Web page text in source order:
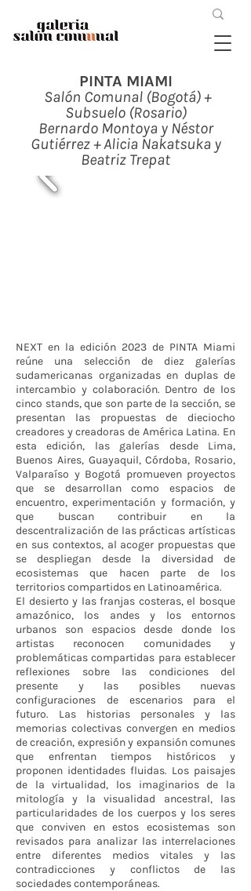
PINTA MIAMI
Salón Comunal (Bogotá) +
Subsuelo (Rosario)
Bernardo Montoya y Néstor
Gutiérrez + Alicia Nakatsuka y
Beatriz Trepat
NEXT en la edición 2023 de PINTA Miami
reúne una selección de diez galerías
sudamericanas organizadas en duplas de
intercambio y colaboración. Dentro de los
cinco stands, que son parte de la sección, se
presentan las propuestas de dieciocho
creadores y creadoras de América Latina. En
esta edición, las galerías desde Lima,
Buenos Aires, Guayaquil, Córdoba, Rosario,
Valparaíso y Bogotá promueven proyectos
que se desarrollan como espacios de
encuentro, experimentación y formación, y
que buscan contribuir en la
descentralización de las prácticas artísticas
en sus contextos, al acoger propuestas que
se despliegan desde la diversidad de
ecosistemas que hacen parte de los
territorios compartidos en Latinoamérica.
El desierto y las franjas costeras, el bosque
amazónico, los andes y los entornos
urbanos son espacios desde donde los
artistas reconocen comunidades y
problemáticas compartidas para establecer
reflexiones sobre las condiciones del
presente y las posibles nuevas
configuraciones de escenarios para el
futuro. Las historias personales y las
memorias colectivas convergen en medios
de creación, expresión y expansión comunes
que enfrentan tiempos históricos y
proponen identidades fluidas. Los paisajes
de la virtualidad, los imaginarios de la
mitología y la visualidad ancestral, las
particularidades de los cuerpos y los seres
que conviven en estos ecosistemas son
revisados para analizar las interrelaciones
entre diferentes medios vitales y las
contradicciones y conflictos de las
sociedades contemporáneas.